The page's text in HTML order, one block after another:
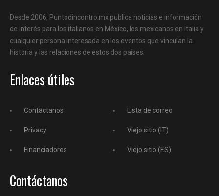
Desde 2006, Puntodincontro.mx publica noticias e información
de interés para los italianos en México, los mexicanos en Italia y
cualquier persona interesada en los eventos que vinculan la
historia y las relaciones de estos dos países.
Enlaces útiles
Contáctanos
Privacy
Financiadores
Lista de correo
Viejo sitio (IT)
Viejo sitio (ES)
Contáctanos